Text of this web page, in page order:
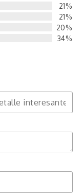
21%
21%
20%
34%